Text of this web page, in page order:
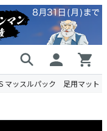
マッスルパック 足用マット